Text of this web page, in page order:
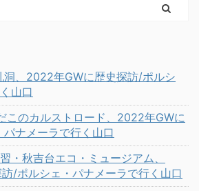
、2022年GWに歴史探訪/ポルシ
山口
このカルストロード、2022年GWに
ナメーラで行く山口
・秋吉台エコ・ミュージアム、
/ポルシェ・パナメーラで行く山口